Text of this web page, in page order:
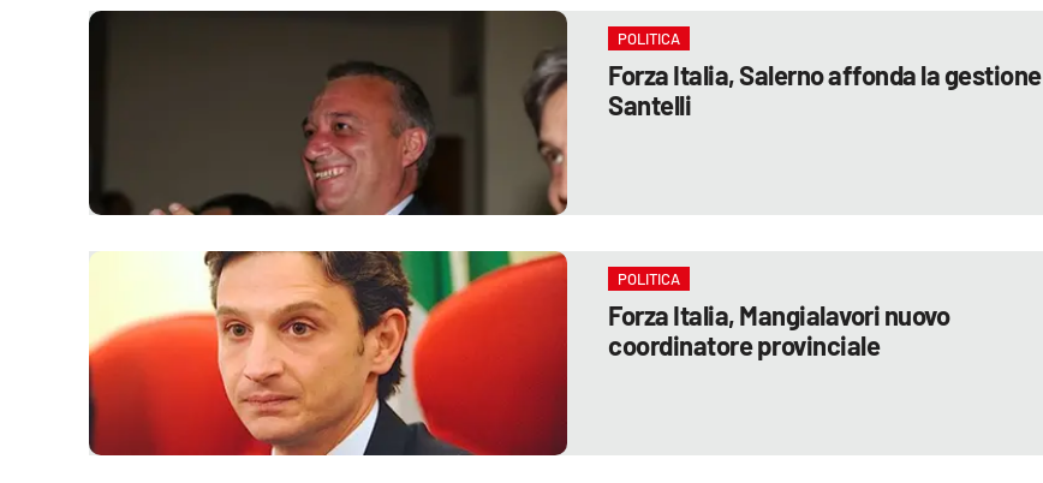
POLITICA
Forza Italia, Salerno affonda la gestione
Santelli
POLITICA
Forza Italia, Mangialavori nuovo
coordinatore provinciale